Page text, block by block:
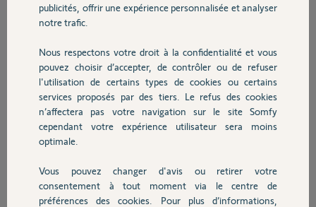
Domotique
Chauffage
Autres produits
Devis avec un pro
Merci,
il y a environ 3 ans
Participer au fil de discussion
Réponses
Bonjour Hélène
Quel age a votre Link ?
publicités, offrir une expérience personnalisée et analyser
notre trafic.
Nous respectons votre droit à la confidentialité et vous
pouvez choisir d’accepter, de contrôler ou de refuser
l'utilisation de certains types de cookies ou certains
services proposés par des tiers. Le refus des cookies
n’affectera pas votre navigation sur le site Somfy
cependant votre expérience utilisateur sera moins
optimale.
Vous pouvez changer d'avis ou retirer votre
consentement à tout moment via le centre de
préférences des cookies. Pour plus d’informations,